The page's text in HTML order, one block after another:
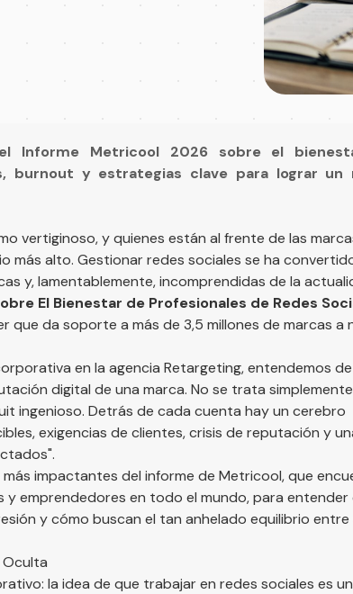
Informe Metricool 2026 sobre el
burnout y estrategias clave para lograr un
vertiginoso, y quienes están al frente de las
más alto. Gestionar redes sociales se ha
y, lamentablemente, incomprendidas de la
El Bienestar de Profesionales de Redes
da soporte a más de 3,5 millones de marcas a
en la agencia Retargeting, entendemos de
digital de una marca. No se trata
ingenioso. Detrás de cada cuenta hay un cerebro
exigencias de clientes, crisis de reputación y
impactantes del informe de Metricool, que
y emprendedores en todo el mundo, para entender
y cómo buscan el tan anhelado equilibrio entre
Oculta
la idea de que trabajar en redes sociales es un